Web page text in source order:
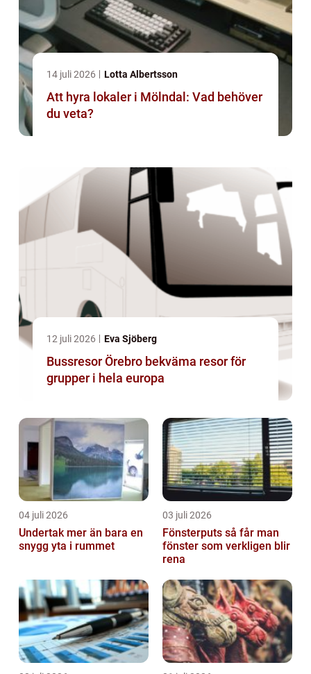
14 juli 2026 Lotta Albertsson
Att hyra lokaler i Mölndal: Vad behöver
du veta?
12 juli 2026 Eva Sjöberg
Bussresor Örebro bekväma resor för
grupper i hela europa
04 juli 2026
Undertak mer än bara en
snygg yta i rummet
03 juli 2026
Fönsterputs så får man
fönster som verkligen blir
rena